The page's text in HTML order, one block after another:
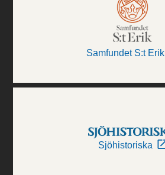
Samfundet S:t Erik
Sjöhistoriska